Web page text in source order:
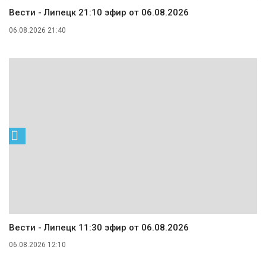
Вести - Липецк 21:10 эфир от 06.08.2026
06.08.2026 21:40
Вести - Липецк 11:30 эфир от 06.08.2026
06.08.2026 12:10